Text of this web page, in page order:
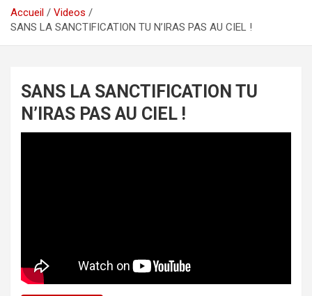
Accueil
Videos
SANS LA SANCTIFICATION TU N’IRAS PAS AU CIEL !
SANS LA SANCTIFICATION TU
N’IRAS PAS AU CIEL !